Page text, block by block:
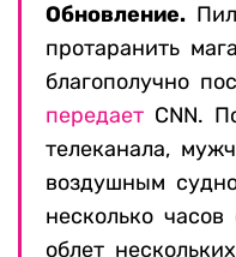
Обновление.
протаранить
благополучно
передает CNN.
телеканала,
воздушным
несколько
облет